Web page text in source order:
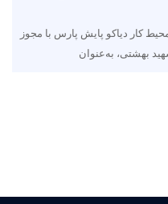
کار دیاکو پایش پارس با مجوز
به‌عنوان